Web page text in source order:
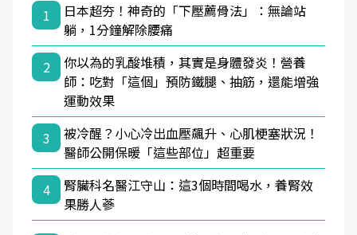
1
日本超夯！神奇的「下壓薦骨法」：無論站
躺，1分鐘解除腰痛
2
你以為的乳酸堆積，其實是身體發炎！營養
師：吃對「這個」預防鐵腿、抽筋，還能增強
運動效果
3
被冷醒？小心冷出血壓飆升、心肌梗塞狀況！
醫師公開保暖「這些部位」超重要
4
腎臟科名醫江守山：這3個時間喝水，養腎效
果勝人蔘